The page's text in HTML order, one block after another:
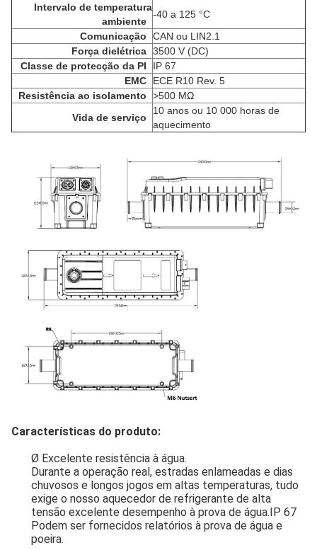
Intervalo de temperatura
ambiente
-40 a 125 °C
Comunicação
CAN ou LIN2.1
Força dielétrica 3500 V (DC)
Classe de protecção da PI
IP 67
EMC
ECE R10 Rev. 5
Resistência ao isolamento
>500 MΩ
Vida de serviço
10 anos ou 10 000 horas de
aquecimento
Características do produto:
Ø Excelente resistência à água.
Durante a operação real, estradas enlameadas e dias
chuvosos e longos jogos em altas temperaturas, tudo
exige o nosso aquecedor de refrigerante de alta
tensão excelente desempenho à prova de água.IP 67
Podem ser fornecidos relatórios à prova de água e
poeira.